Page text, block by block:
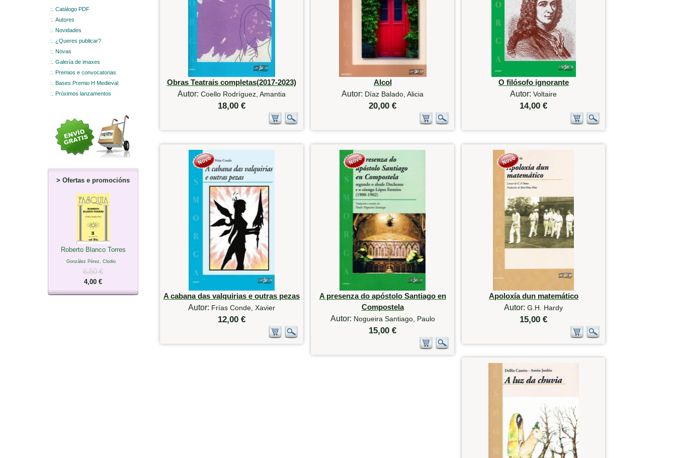
:.
Catálogo PDF
:.
Autores
:.
Novidades
:.
¿Queres publicar?
:.
Novas
:.
Galería de imaxes
:.
Premios e convocatorias
:.
Bases Premio H Medieval
:.
Próximos lanzamentos
> Ofertas e promocións
Roberto Blanco Torres
González Pérez, Clodio
6,50 €
4,00 €
Obras Teatrais completas(2017-2023)
Autor: Coello Rodríguez, Amantia
18,00 €
Alcol
Autor: Díaz Balado, Alicia
20,00 €
O filósofo ignorante
Autor:Voltaire
14,00 €
A cabana das valquirias e outras pezas
Autor: Frías Conde, Xavier
12,00 €
A presenza do apóstolo Santiago en
Compostela
Autor: Nogueira Santiago, Paulo
15,00 €
Apoloxía dun matemático
Autor:G.H. Hardy
15,00 €